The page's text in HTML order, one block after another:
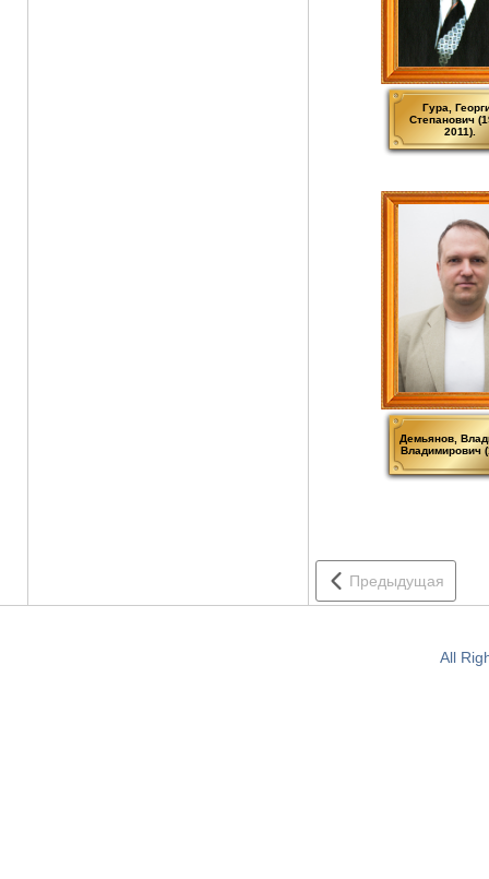
Гура,
Степанович
2011).
Демьянов,
Владимирович
Предыдущая
All